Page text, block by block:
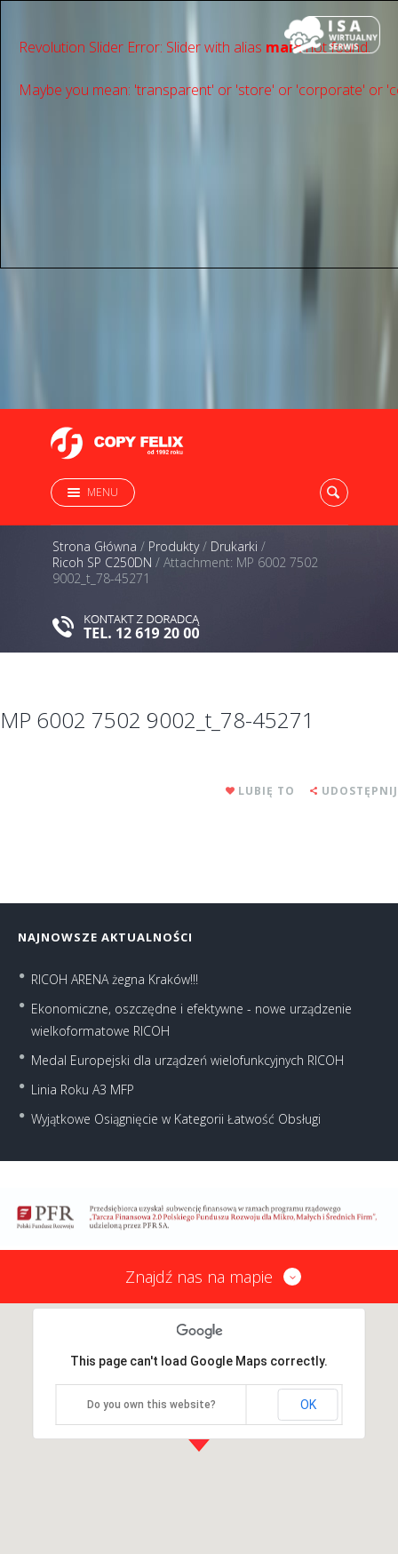
Revolution Slider Error: Slider with alias mainnot found.
Maybe you mean: 'transparent' or 'store' or 'сorporate' or
MENU
Strona Główna / Produkty/ Drukarki /
Ricoh SP C250DN / Attachment: MP 6002 7502
9002_t_78-45271
MP 6002 7502 9002_t_78-45271
LUBIĘ TO UDOSTĘPNIJ
NAJNOWSZE AKTUALNOŚCI
RICOH ARENA żegna Kraków!!!
Ekonomiczne, oszczędne i efektywne - nowe urządzenie
wielkoformatowe RICOH
Medal Europejski dla urządzeń wielofunkcyjnych RICOH
Linia Roku A3 MFP
Wyjątkowe Osiągnięcie w Kategorii Łatwość Obsługi
Znajdź nas na mapie
This page can't load Google Maps correctly.
Do you own this website? OK